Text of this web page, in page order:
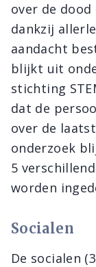
over de dood
dankzij
aandacht
blijkt uit
stichting
dat de
over de
onderzoek
5
worden
Socialen
De socialen